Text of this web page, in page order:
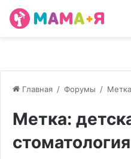
Главная / Форумы /
Метка:
стоматология